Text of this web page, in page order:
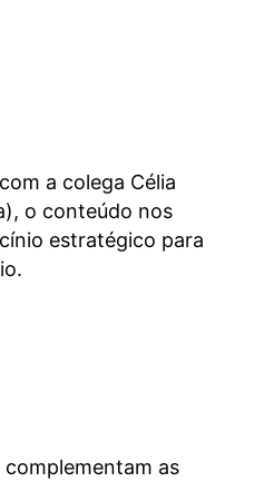
a colega Célia
o conteúdo nos
estratégico para
as